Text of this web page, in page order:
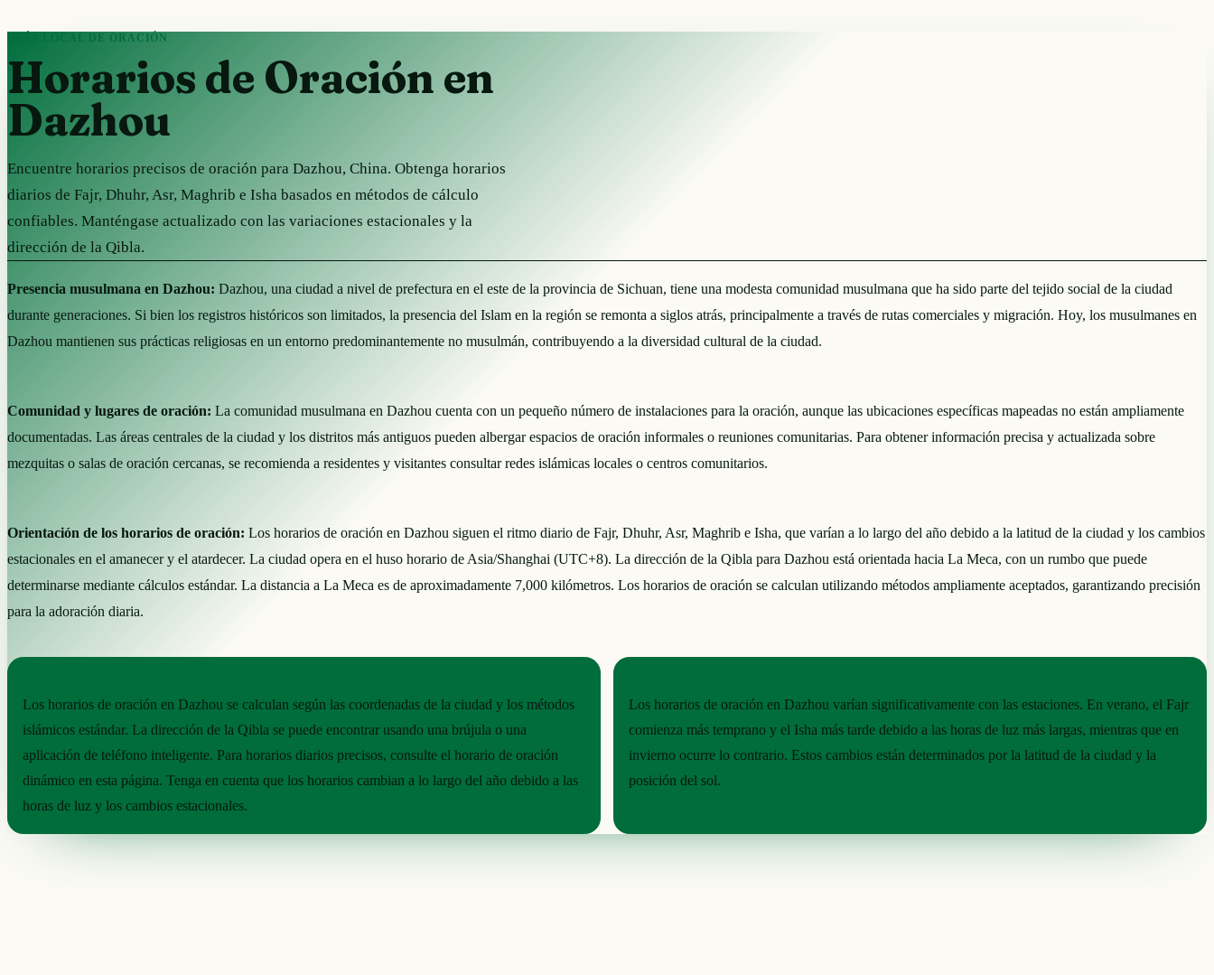
GUÍA LOCAL DE ORACIÓN
Horarios de Oración en
Dazhou
Encuentre horarios precisos de oración para Dazhou, China. Obtenga horarios
diarios de Fajr, Dhuhr, Asr, Maghrib e Isha basados en métodos de cálculo
confiables. Manténgase actualizado con las variaciones estacionales y la
dirección de la Qibla.
Presencia musulmana en Dazhou: Dazhou, una ciudad a nivel de prefectura en el este de la provincia de Sichuan, tiene una modesta comunidad musulmana que ha sido parte del tejido social de la ciudad
durante generaciones. Si bien los registros históricos son limitados, la presencia del Islam en la región se remonta a siglos atrás, principalmente a través de rutas comerciales y migración. Hoy, los musulmanes en
Dazhou mantienen sus prácticas religiosas en un entorno predominantemente no musulmán, contribuyendo a la diversidad cultural de la ciudad.
Comunidad y lugares de oración: La comunidad musulmana en Dazhou cuenta con un pequeño número de instalaciones para la oración, aunque las ubicaciones específicas mapeadas no están ampliamente
documentadas. Las áreas centrales de la ciudad y los distritos más antiguos pueden albergar espacios de oración informales o reuniones comunitarias. Para obtener información precisa y actualizada sobre
mezquitas o salas de oración cercanas, se recomienda a residentes y visitantes consultar redes islámicas locales o centros comunitarios.
Orientación de los horarios de oración: Los horarios de oración en Dazhou siguen el ritmo diario de Fajr, Dhuhr, Asr, Maghrib e Isha, que varían a lo largo del año debido a la latitud de la ciudad y los cambios
estacionales en el amanecer y el atardecer. La ciudad opera en el huso horario de Asia/Shanghai (UTC+8). La dirección de la Qibla para Dazhou está orientada hacia La Meca, con un rumbo que puede
determinarse mediante cálculos estándar. La distancia a La Meca es de aproximadamente 7,000 kilómetros. Los horarios de oración se calculan utilizando métodos ampliamente aceptados, garantizando precisión
para la adoración diaria.
Los horarios de oración en Dazhou se calculan según las coordenadas de la ciudad y los métodos
islámicos estándar. La dirección de la Qibla se puede encontrar usando una brújula o una
aplicación de teléfono inteligente. Para horarios diarios precisos, consulte el horario de oración
dinámico en esta página. Tenga en cuenta que los horarios cambian a lo largo del año debido a las
horas de luz y los cambios estacionales.
Los horarios de oración en Dazhou varían significativamente con las estaciones. En verano, el Fajr
comienza más temprano y el Isha más tarde debido a las horas de luz más largas, mientras que en
invierno ocurre lo contrario. Estos cambios están determinados por la latitud de la ciudad y la
posición del sol.